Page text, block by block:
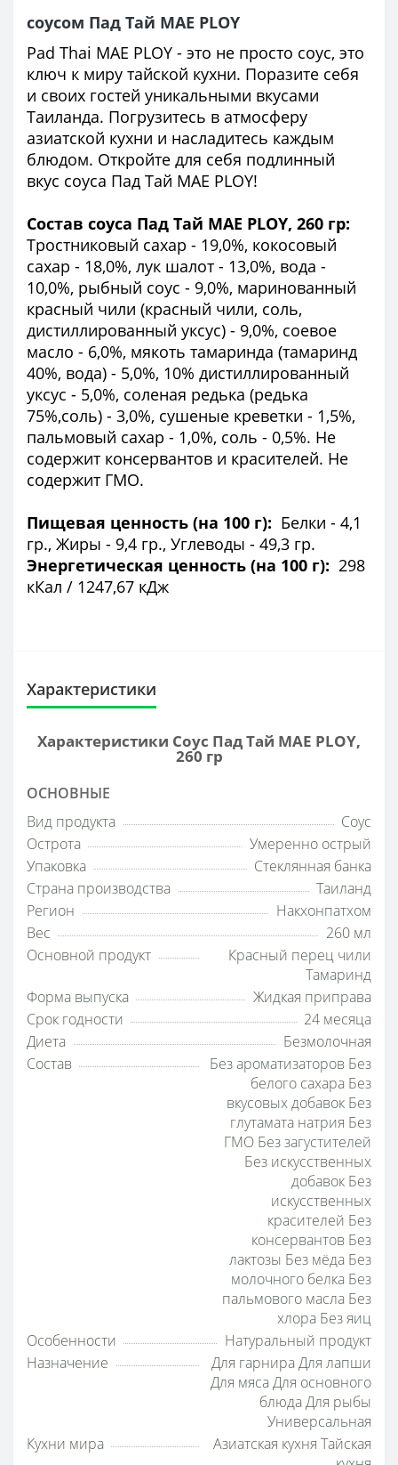
соусом Пад Тай MAE PLOY
Pad Thai MAE PLOY - это не просто соус, это
ключ к миру тайской кухни. Поразите себя
и своих гостей уникальными вкусами
Таиланда. Погрузитесь в атмосферу
азиатской кухни и насладитесь каждым
блюдом. Откройте для себя подлинный
вкус соуса Пад Тай MAE PLOY!
Состав соуса Пад Тай MAE PLOY, 260 гр:
Тростниковый сахар - 19,0%, кокосовый
сахар - 18,0%, лук шалот - 13,0%, вода -
10,0%, рыбный соус - 9,0%, маринованный
красный чили (красный чили, соль,
дистиллированный уксус) - 9,0%, соевое
масло - 6,0%, мякоть тамаринда (тамаринд
40%, вода) - 5,0%, 10% дистиллированный
уксус - 5,0%, соленая редька (редька
75%,соль) - 3,0%, сушеные креветки - 1,5%,
пальмовый сахар - 1,0%, соль - 0,5%. Не
содержит консервантов и красителей. Не
содержит ГМО.
Пищевая ценность (на 100 г): Белки - 4,1
гр., Жиры - 9,4 гр., Углеводы - 49,3 гр.
Энергетическая ценность (на 100 г): 298
кКал / 1247,67 кДж
Характеристики
Характеристики Соус Пад Тай MAE PLOY,
260 гр
ОСНОВНЫЕ
Вид продукта
Соус
Острота
Умеренно острый
Упаковка
Стеклянная банка
Страна производства
Таиланд
Регион
Накхонпатхом
Вес
260 мл
Основной продукт
Красный перец чили
Тамаринд
Форма выпуска
Жидкая приправа
Срок годности
24 месяца
Диета
Безмолочная
Состав
Без ароматизаторов Без
белого сахара Без
вкусовых добавок Без
глутамата натрия Без
ГМО Без загустителей
Без искусственных
добавок Без
искусственных
красителей Без
консервантов Без
лактозы Без мёда Без
молочного белка Без
пальмового масла Без
хлора Без яиц
Особенности
Натуральный продукт
Назначение
Для гарнира Для лапши
Для мяса Для основного
блюда Для рыбы
Универсальная
Кухни мира
Азиатская кухня Тайская